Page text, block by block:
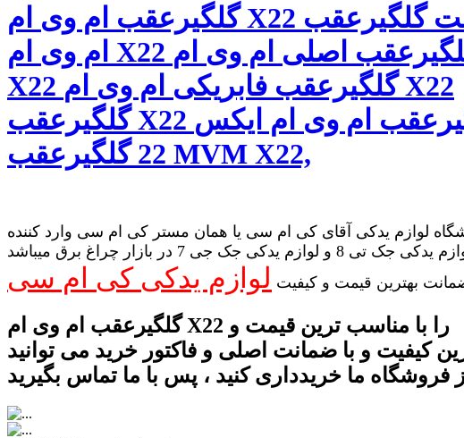
گلگیرعقب ام وی ام X22 قیمت گلگیرعقب
ام وی ام X22 گلگیرعقب اصلی ام وی ام
X22 گلگیرعقب فابریکی ام وی ام X22
گلگیرعقب X22 گلگیرعقب ام وی ام ایکس
22 گلگیرعقب MVM X22,
لوازم یدکی آقای کی ام سی یا همان مستر کی ام سی وارد کننده
لوازم یدکی جک تی 8 و لوازم یدکی جک جی 7 در بازار چراغ برق میباشد
بهترین قیمت و کیفیت لوازم یدکی کی ام سی
گلگیرعقب ام وی ام X22 را با مناسب ترین قیمت و
کیفیت و با ضمانت اصلی و فاکتور خرید می توانید